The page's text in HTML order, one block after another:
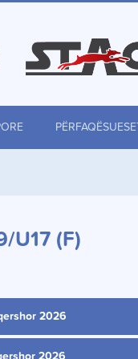
PËRFAQËSUESET
U17 (F)
2026
2026